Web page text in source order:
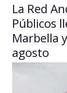
La Red
Públicos
Marbella
agosto